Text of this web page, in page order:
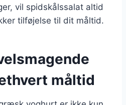
vil spidskålssalat altid
tilføjelse til dit måltid.
måltid